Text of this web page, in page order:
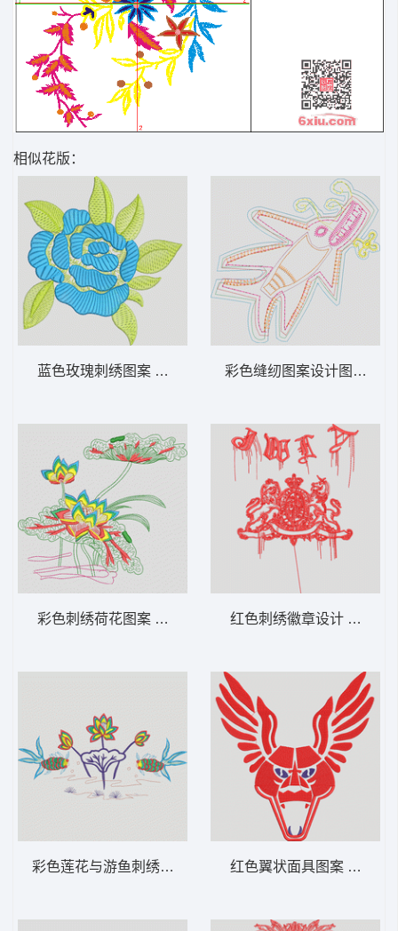
相似花版：
蓝色玫瑰刺绣图案 靓花
彩色刺绣荷花图案 荷花
彩色莲花与游鱼刺绣图案 鱼 荷花
彩色缝纫图案设计图 鱼
红色刺绣徽章设计 狮标
红色翼状面具图案 豹头 翅